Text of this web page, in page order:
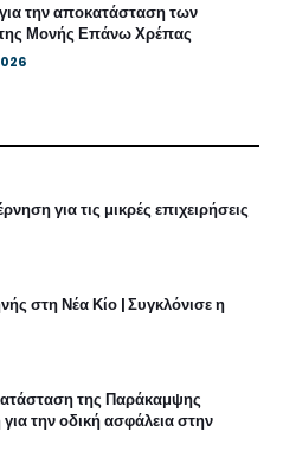
την αποκατάσταση των
Μονής Επάνω Χρέπας
για τις μικρές επιχειρήσεις
στη Νέα Κίο | Συγκλόνισε η
της Παράκαμψης
την οδική ασφάλεια στην